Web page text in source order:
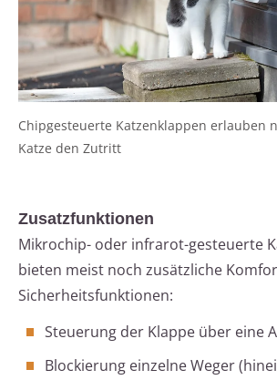
Chipgesteuerte Katzenklappen erlauben
Katze den Zutritt
Zusatzfunktionen
Mikrochip- oder infrarot-gesteuerte
bieten meist noch zusätzliche
Sicherheitsfunktionen:
Steuerung der Klappe über eine
Blockierung einzelne Weger